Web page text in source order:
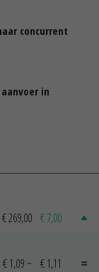
concurrent
in
€ 269,00 € 7,00
€ 1,09 ~ € 1,11